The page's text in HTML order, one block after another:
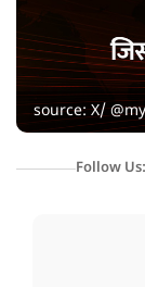
source: X/
Follow Us: